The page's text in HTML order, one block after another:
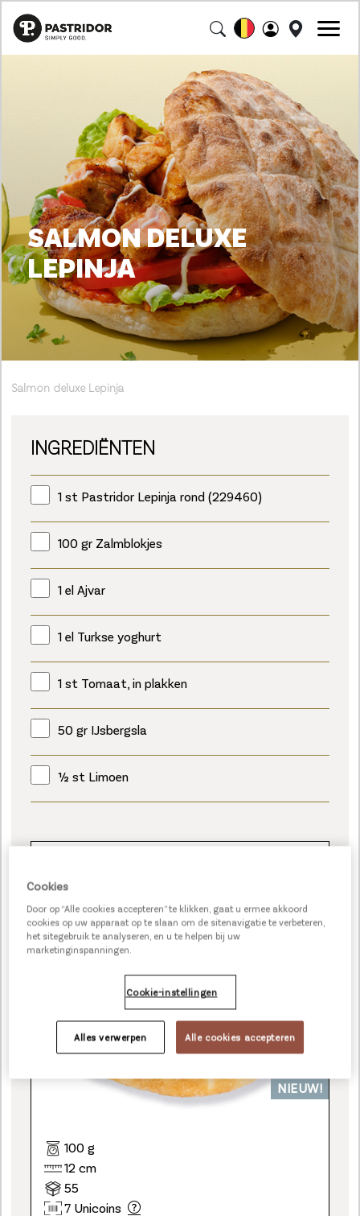
SALMON DELUXE
LEPINJA
Salmon deluxe Lepinja
INGREDIËNTEN
1 st Pastridor Lepinja rond (229460)
100 gr Zalmblokjes
1 el Ajvar
1 el Turkse yoghurt
1 st Tomaat, in plakken
50 gr IJsbergsla
½ st Limoen
NIEUW!
100 g
12 cm
55
7 Unicoins
Cookies
Door op “Alle cookies accepteren” te klikken, gaat u ermee akkoord
cookies op uw apparaat op te slaan om de sitenavigatie te verbeteren,
het sitegebruik te analyseren, en u te helpen bij uw
marketinginspanningen.
Cookie-instellingen
Alles verwerpen Alle cookies accepteren